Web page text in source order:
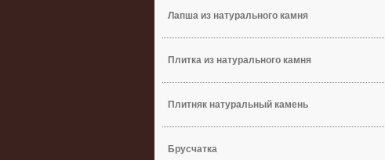
Лапша из натурального камня
Плитка из натурального камня
Плитняк натуральный камень
Брусчатка